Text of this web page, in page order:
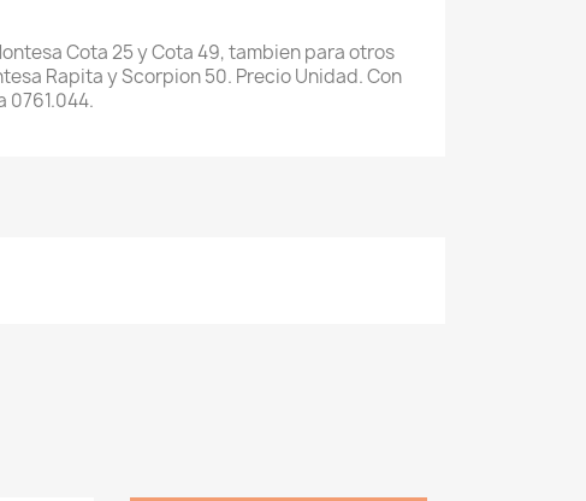
Cota 25 y Cota 49, tambien para otros
Rapita y Scorpion 50. Precio Unidad. Con
0761.044.